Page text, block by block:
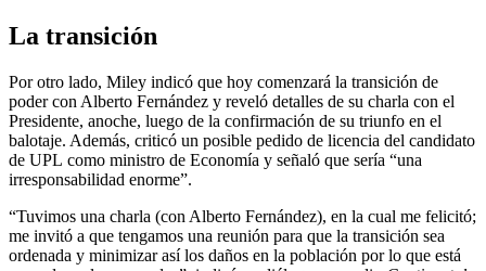
La transición
Por otro lado, Miley indicó que hoy comenzará la transición de
poder con Alberto Fernández y reveló detalles de su charla con el
Presidente, anoche, luego de la confirmación de su triunfo en el
balotaje. Además, criticó un posible pedido de licencia del candidato
de UPL como ministro de Economía y señaló que sería “una
irresponsabilidad enorme”.
“Tuvimos una charla (con Alberto Fernández), en la cual me felicitó;
me invitó a que tengamos una reunión para que la transición sea
ordenada y minimizar así los daños en la población por lo que está